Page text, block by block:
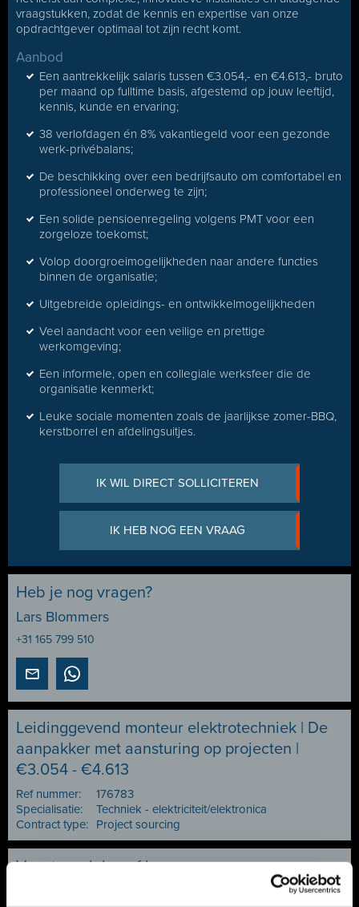
vraagstukken, zodat de kennis en expertise van onze
opdrachtgever optimaal tot zijn recht komt.
Aanbod
Een aantrekkelijk salaris tussen €3.054,- en €4.613,- bruto
per maand op fulltime basis, afgestemd op jouw leeftijd,
kennis, kunde en ervaring;
38 verlofdagen én 8% vakantiegeld voor een gezonde
werk-privébalans;
De beschikking over een bedrijfsauto om comfortabel en
professioneel onderweg te zijn;
Een solide pensioenregeling volgens PMT voor een
zorgeloze toekomst;
Volop doorgroeimogelijkheden naar andere functies
binnen de organisatie;
Uitgebreide opleidings- en ontwikkelmogelijkheden
Veel aandacht voor een veilige en prettige
werkomgeving;
Een informele, open en collegiale werksfeer die de
organisatie kenmerkt;
Leuke sociale momenten zoals de jaarlijkse zomer-BBQ,
kerstborrel en afdelingsuitjes.
IK WIL DIRECT SOLLICITEREN
IK HEB NOG EEN VRAAG
Heb je nog vragen?
Lars Blommers
+31 165 799 510
Leidinggevend monteur elektrotechniek | De
aanpakker met aansturing op projecten |
€3.054 - €4.613
Ref nummer:
176783
Specialisatie:
Techniek - elektriciteit/elektronica
Contract type:
Project sourcing
Vacature delen of bewaren